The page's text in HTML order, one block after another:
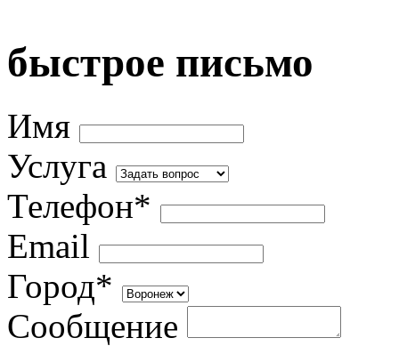
быстрое письмо
Имя
Услуга
Телефон*
Email
Город*
Сообщение